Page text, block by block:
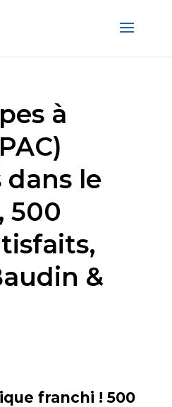
à
dans le
500
&
franchi ! 500